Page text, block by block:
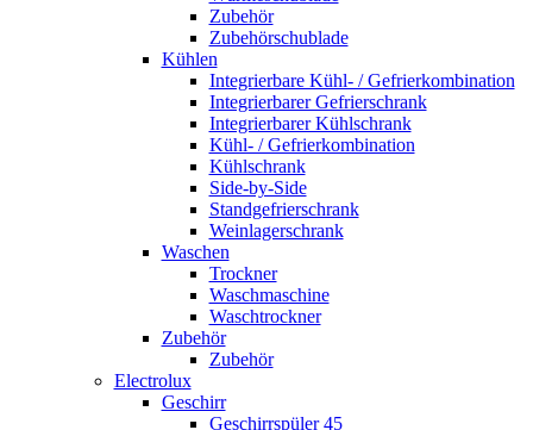
Zubehör
Zubehörschublade
Kühlen
Integrierbare Kühl- / Gefrierkombination
Integrierbarer Gefrierschrank
Integrierbarer Kühlschrank
Kühl- / Gefrierkombination
Kühlschrank
Side-by-Side
Standgefrierschrank
Weinlagerschrank
Waschen
Trockner
Waschmaschine
Waschtrockner
Zubehör
Zubehör
Electrolux
Geschirr
Geschirrspüler 45